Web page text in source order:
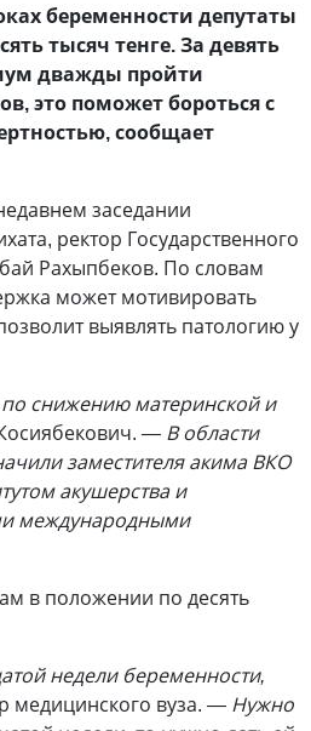
беременности депутаты
тысяч тенге. За девять
дважды пройти
это поможет бороться с
сообщает
заседании
ректор Государственного
Рахыпбеков. По словам
может мотивировать
выявлять патологию у
снижению материнской и
— В области
заместителя акима ВКО
акушерства и
международными
в положении по десять
недели беременности,
медицинского вуза. — Нужно